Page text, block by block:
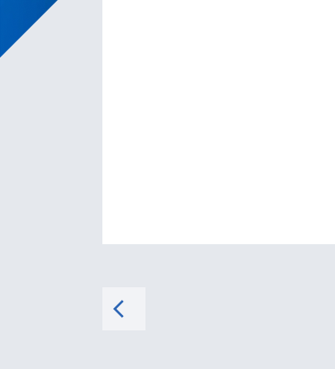
arrow_back_ios